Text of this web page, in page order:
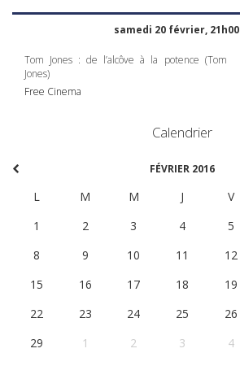
samedi 20 février, 21h00
Tom Jones : de l’alcôve à la potence (Tom
Jones)
Free Cinema
Calendrier
FÉVRIER 2016
L M M J V
1
2 3 4 5
8
9 10 11 12
15
16 17 18 19
22
23 24 25 26
29
1 2 3 4